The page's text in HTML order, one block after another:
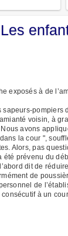
exposés à de
pompiers
voisin, à
avons
la cour ",
Alors, pas
prévenu du
dit de
de
de
à un